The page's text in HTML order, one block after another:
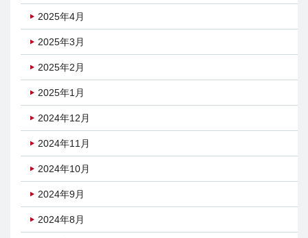
2025年4月
2025年3月
2025年2月
2025年1月
2024年12月
2024年11月
2024年10月
2024年9月
2024年8月